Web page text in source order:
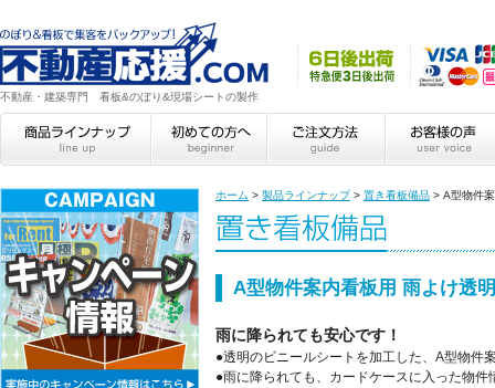
不動産・建築専門 看板&のぼり&現場シートの製作
ホーム > 製品ラインナップ> 置き看板備品 > A型物件
A型物件案内看板用 雨よけ透
雨に降られても安心です！
●透明のビニールシートを加工した、A型物件
●雨に降られても、カードケースに入った物